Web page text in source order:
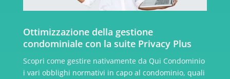
Ottimizzazione della gestione
condominiale con la suite Privacy Plus
Scopri come gestire nativamente da Qui Condominio
i vari obblighi normativi in capo al condominio, quali